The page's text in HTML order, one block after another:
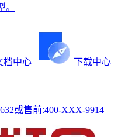
档中心
下载中心
或售前:400-XXX-9914